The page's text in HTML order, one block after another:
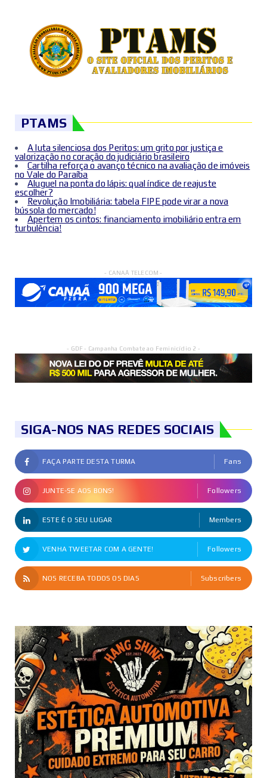
PTAMS
A luta silenciosa dos Peritos: um grito por justiça e
valorização no coração do judiciário brasileiro
Cartilha reforça o avanço técnico na avaliação de imóveis
no Vale do Paraíba
Aluguel na ponta do lápis: qual índice de reajuste
escolher?
Revolução Imobiliária: tabela FIPE pode virar a nova
bússola do mercado!
Apertem os cintos: financiamento imobiliário entra em
turbulência!
- CANAÃ TELECOM -
- GDF - Campanha Combate ao Feminicídio 2 -
SIGA-NOS NAS REDES SOCIAIS
FAÇA PARTE DESTA TURMA Fans
JUNTE-SE AOS BONS! Followers
ESTE É O SEU LUGAR Members
VENHA TWEETAR COM A GENTE! Followers
NOS RECEBA TODOS OS DIAS Subscribers